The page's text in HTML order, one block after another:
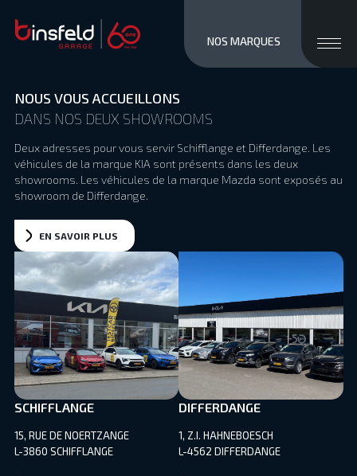
close
NOS MARQUES
SCHIFFLANGE
15, RUE DE NOERTZANGE
L-3860 SCHIFFLANGE
DIFFERDANGE
1, Z.I. HAHNEBOESCH
L-4562 DIFFERDANGE
NOUS VOUS ACCUEILLONS
DANS NOS DEUX SHOWROOMS
Deux adresses pour vous servir Schifflange et Differdange. Les
véhicules de la marque KIA sont présents dans les deux
showrooms. Les véhicules de la marque Mazda sont exposés au
showroom de Differdange.
EN SAVOIR PLUS